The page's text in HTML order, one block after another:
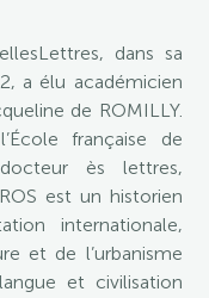
dans sa
a élu académicien
de ROMILLY.
française de
ès lettres,
est un historien
internationale,
et de l’urbanisme
et civilisation